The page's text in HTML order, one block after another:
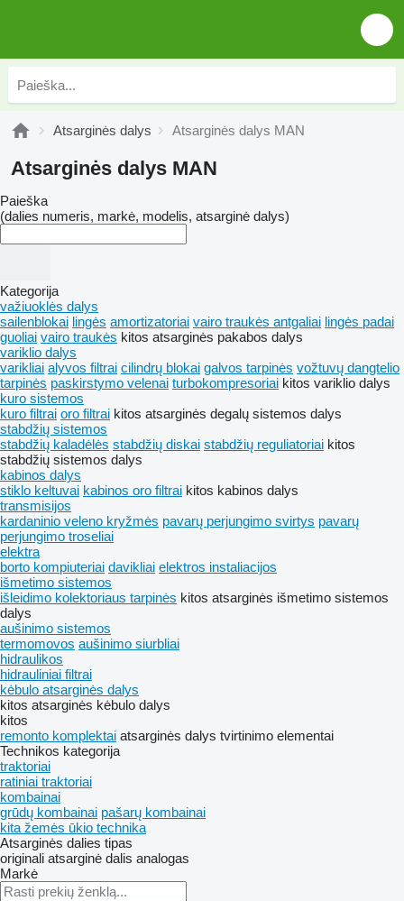
Atsarginės dalys Atsarginės dalys MAN
Atsarginės dalys MAN
Paieška
(dalies numeris, markė, modelis, atsarginė dalys)
Kategorija
važiuoklės dalys
sailenblokai lingės amortizatoriai vairo traukės antgaliai lingės padai
guoliai vairo traukės kitos atsarginės pakabos dalys
variklio dalys
varikliai alyvos filtrai cilindrų blokai galvos tarpinės vožtuvų dangtelio
tarpinės paskirstymo velenai turbokompresoriai kitos variklio dalys
kuro sistemos
kuro filtrai oro filtrai kitos atsarginės degalų sistemos dalys
stabdžių sistemos
stabdžių kaladėlės stabdžių diskai stabdžių reguliatoriai kitos
stabdžių sistemos dalys
kabinos dalys
stiklo keltuvai kabinos oro filtrai kitos kabinos dalys
transmisijos
kardaninio veleno kryžmės pavarų perjungimo svirtys pavarų
perjungimo troseliai
elektra
borto kompiuteriai davikliai elektros instaliacijos
išmetimo sistemos
išleidimo kolektoriaus tarpinės kitos atsarginės išmetimo sistemos
dalys
aušinimo sistemos
termomovos aušinimo siurbliai
hidraulikos
hidrauliniai filtrai
kėbulo atsarginės dalys
kitos atsarginės kėbulo dalys
kitos
remonto komplektai atsarginės dalys tvirtinimo elementai
Technikos kategorija
traktoriai
ratiniai traktoriai
kombainai
grūdų kombainai pašarų kombainai
kita žemės ūkio technika
Atsarginės dalies tipas
originali atsarginė dalis analogas
Markė